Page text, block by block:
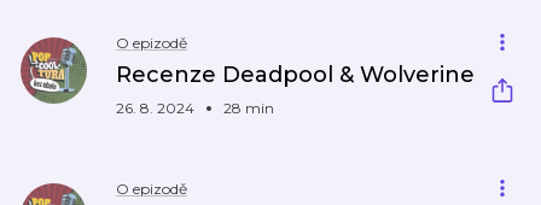
O epizodě
Recenze Deadpool & Wolverine
26. 8. 2024 28 min
O epizodě